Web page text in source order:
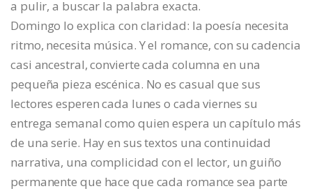
a pulir, a buscar la palabra exacta.
Domingo lo explica con claridad: la poesía necesita
ritmo, necesita música. Y el romance, con su cadencia
casi ancestral, convierte cada columna en una
pequeña pieza escénica. No es casual que sus
lectores esperen cada lunes o cada viernes su
entrega semanal como quien espera un capítulo más
de una serie. Hay en sus textos una continuidad
narrativa, una complicidad con el lector, un guiño
permanente que hace que cada romance sea parte